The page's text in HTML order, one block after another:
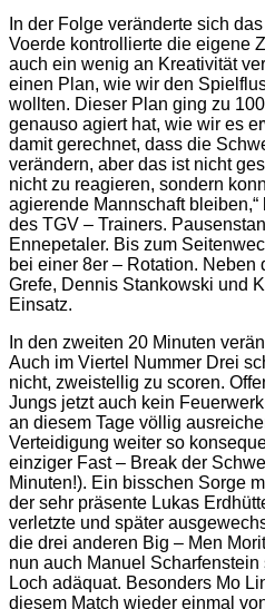
In der Folge veränderte sich
Voerde kontrollierte die eigene
auch ein wenig an Kreativität
einen Plan, wie wir den
wollten. Dieser Plan ging zu
genauso agiert hat, wie wir es
damit gerechnet, dass die
verändern, aber das ist nicht
nicht zu reagieren, sondern
agierende Mannschaft
des TGV – Trainers.
Ennepetaler. Bis zum
bei einer 8er – Rotation.
Grefe, Dennis Stankowski und
Einsatz.
In den zweiten 20 Minuten
Auch im Viertel Nummer Drei
nicht, zweistellig zu scoren.
Jungs jetzt auch kein
an diesem Tage völlig
Verteidigung weiter so
einziger Fast – Break der
Minuten!). Ein bisschen Sorge
der sehr präsente Lukas
verletzte und später
die drei anderen Big – Men
nun auch Manuel
Loch adäquat. Besonders Mo
diesem Match wieder einmal